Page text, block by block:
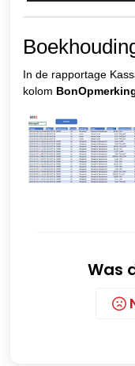
In de rapportage
kolom
Was